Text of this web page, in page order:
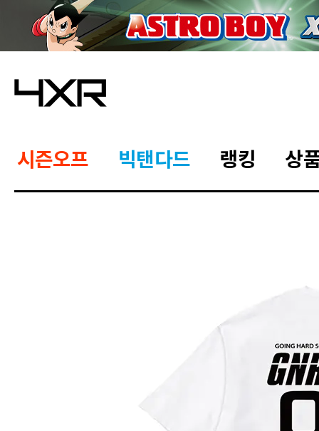
시즌오프 빅탠다드 랭킹 상